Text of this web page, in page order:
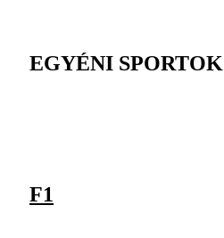
EGYÉNI SPORTOK
F1